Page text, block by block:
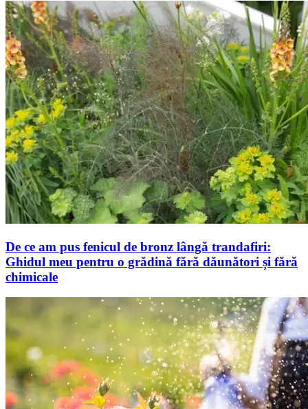
De ce am pus fenicul de bronz lângă trandafiri:
Ghidul meu pentru o grădină fără dăunători și fără
chimicale